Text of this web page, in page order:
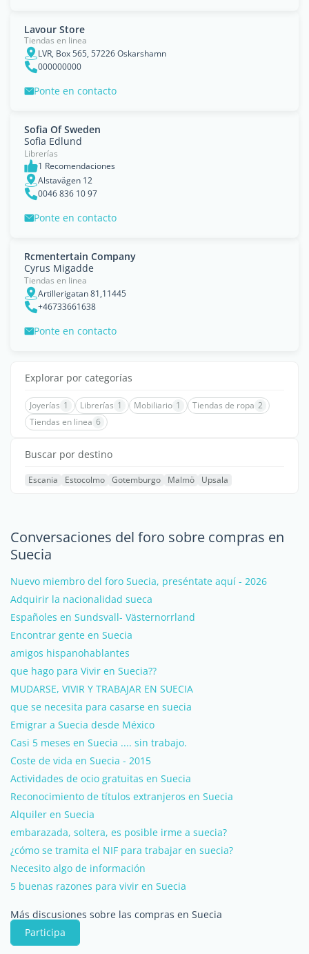
Lavour Store
Tiendas en linea
LVR, Box 565, 57226 Oskarshamn
000000000
Ponte en contacto
Sofia Of Sweden
Sofia Edlund
Librerías
1 Recomendaciones
Alstavägen 12
0046 836 10 97
Ponte en contacto
Rcmentertain Company
Cyrus Migadde
Tiendas en linea
Artillerigatan 81,11445
+46733661638
Ponte en contacto
Explorar por categorías
Joyerías 1 Librerías 1 Mobiliario 1 Tiendas de ropa 2
Tiendas en linea 6
Buscar por destino
Escania Estocolmo Gotemburgo Malmö Upsala
Conversaciones del foro sobre compras en
Suecia
Nuevo miembro del foro Suecia, preséntate aquí - 2026
Adquirir la nacionalidad sueca
Españoles en Sundsvall- Västernorrland
Encontrar gente en Suecia
amigos hispanohablantes
que hago para Vivir en Suecia??
MUDARSE, VIVIR Y TRABAJAR EN SUECIA
que se necesita para casarse en suecia
Emigrar a Suecia desde México
Casi 5 meses en Suecia .... sin trabajo.
Coste de vida en Suecia - 2015
Actividades de ocio gratuitas en Suecia
Reconocimiento de títulos extranjeros en Suecia
Alquiler en Suecia
embarazada, soltera, es posible irme a suecia?
¿cómo se tramita el NIF para trabajar en suecia?
Necesito algo de información
5 buenas razones para vivir en Suecia
Más discusiones sobre las compras en Suecia
Participa